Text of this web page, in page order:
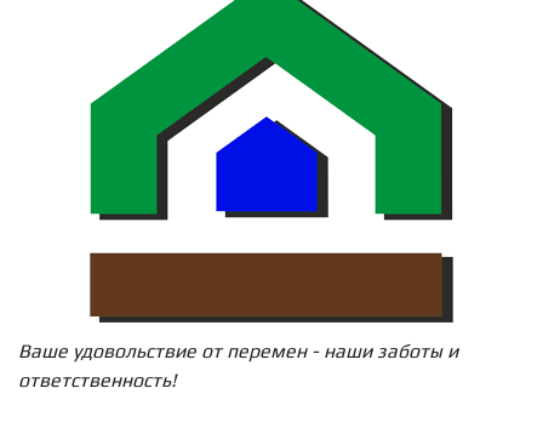
Ваше удовольствие от перемен - наши заботы и
ответственность!